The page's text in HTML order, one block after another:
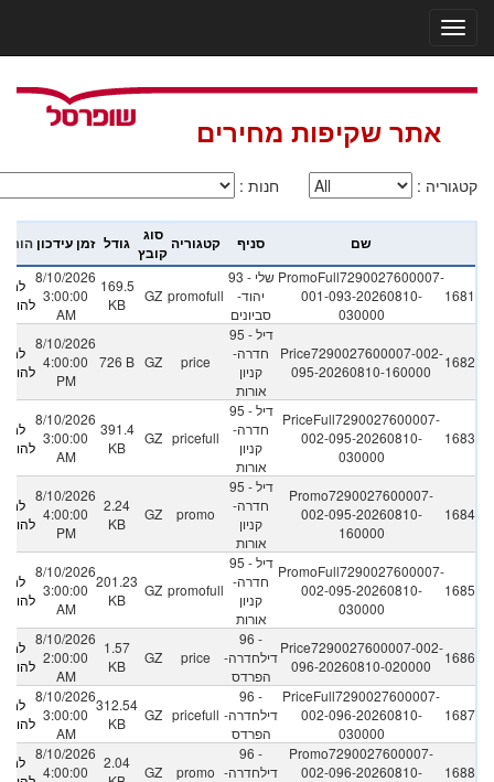
אתר שקיפות מחירים
: חנות : קטגוריה
זמן עידכון גודל
סוג
קובץקטגוריה סניף שם
לחץ 8/10/2026
3:00:00
AM
169.5
KB
GZ promofull
93 - שלי
יהוד-
סביונים
PromoFull7290027600007-
001-093-20260810-
030000
1681
לחץ
8/10/2026
4:00:00
PM
726 B GZ price
95 - דיל
חדרה-
קניון
אורות
Price7290027600007-002-
095-20260810-160000
1682
לחץ
8/10/2026
3:00:00
AM
391.4
KB
GZ pricefull
95 - דיל
חדרה-
קניון
אורות
PriceFull7290027600007-
002-095-20260810-
030000
1683
לחץ
8/10/2026
4:00:00
PM
2.24
KB
GZ promo
95 - דיל
חדרה-
קניון
אורות
Promo7290027600007-
002-095-20260810-
160000
1684
לחץ
8/10/2026
3:00:00
AM
201.23
KB
GZ promofull
95 - דיל
חדרה-
קניון
אורות
PromoFull7290027600007-
002-095-20260810-
030000
1685
לחץ 8/10/2026
2:00:00
AM
1.57
KB
GZ price
96 -
דילחדרה-
הפרדס
Price7290027600007-002-
096-20260810-020000
1686
לחץ 8/10/2026
3:00:00
AM
312.54
KB
GZ pricefull
96 -
דילחדרה-
הפרדס
PriceFull7290027600007-
002-096-20260810-
030000
1687
לחץ 8/10/2026
4:00:00
2.04
GZ promo
96 -
דילחדרה-
Promo7290027600007-
002-096-20260810-
1688